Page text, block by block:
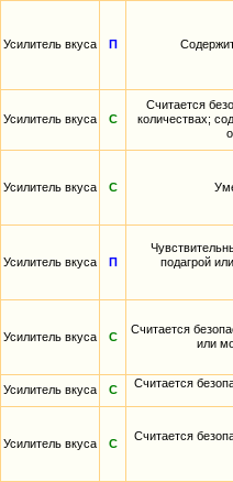
Усилитель вкуса П
Усилитель вкуса С
Считается
количествах;
Усилитель вкуса С
Усилитель вкуса П
подагрой
Усилитель вкуса С
Считается
или
Усилитель вкуса С Считается
Усилитель вкуса С
Считается